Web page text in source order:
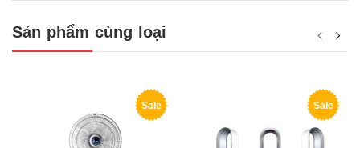
Sản phẩm cùng loại
Sale Sale